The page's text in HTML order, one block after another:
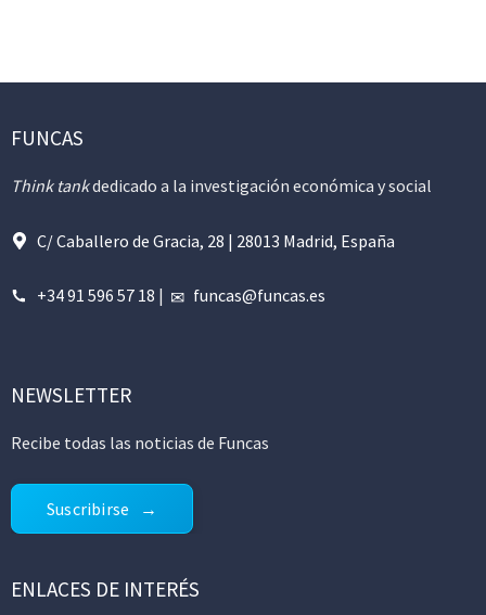
FUNCAS
Think tankdedicado a la investigación económica y social
C/ Caballero de Gracia, 28 | 28013 Madrid, España
+34 91 596 57 18 | funcas@funcas.es
NEWSLETTER
Recibe todas las noticias de Funcas
Suscribirse
ENLACES DE INTERÉS